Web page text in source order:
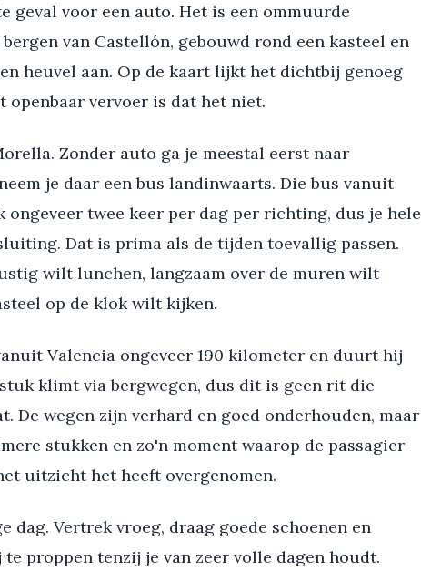
geval voor een auto. Het is een ommuurde
van Castellón, gebouwd rond een kasteel en
heuvel aan. Op de kaart lijkt het dichtbij genoeg
openbaar vervoer is dat het niet.
Zonder auto ga je meestal eerst naar
je daar een bus landinwaarts. Die bus vanuit
ongeveer twee keer per dag per richting, dus je hele
Dat is prima als de tijden toevallig passen.
wilt lunchen, langzaam over de muren wilt
op de klok wilt kijken.
Valencia ongeveer 190 kilometer en duurt hij
klimt via bergwegen, dus dit is geen rit die
De wegen zijn verhard en goed onderhouden, maar
stukken en zo'n moment waarop de passagier
uitzicht het heeft overgenomen.
dag. Vertrek vroeg, draag goede schoenen en
proppen tenzij je van zeer volle dagen houdt.